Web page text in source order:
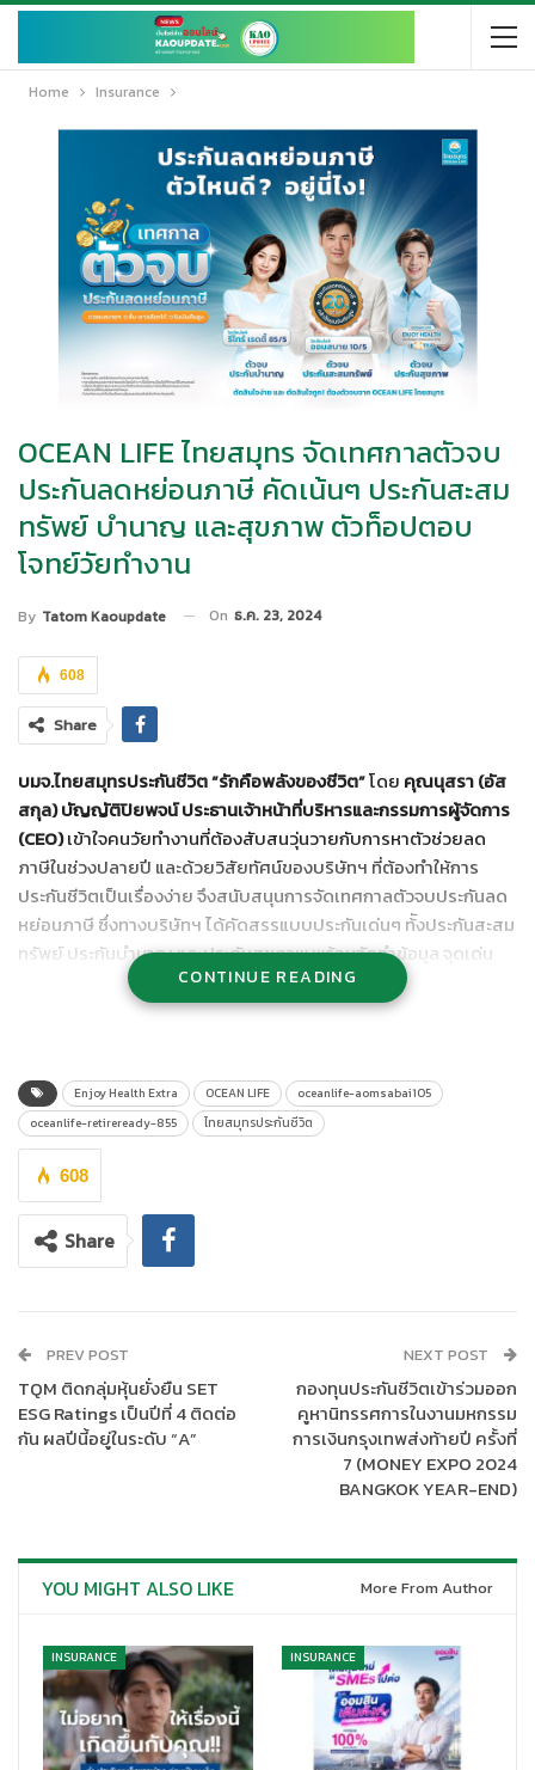
Home Insurance
OCEAN LIFE ไทยสมุทร จัดเทศกาลตัวจบ
ประกันลดหย่อนภาษี คัดเน้นๆ ประกันสะสม
ทรัพย์ บำนาญ และสุขภาพ ตัวท็อปตอบ
โจทย์วัยทำงาน
By Tatom Kaoupdate On ธ.ค. 23, 2024
608
Share
บมจ.ไทยสมุทรประกันชีวิต“รักคือพลังของชีวิต”โดย คุณนุสรา (อัส
สกุล) บัญญัติปิยพจน์ ประธานเจ้าหน้าที่บริหารและกรรมการผู้จัดการ
(CEO)เข้าใจคนวัยทำงานที่ต้องสับสนวุ่นวายกับการหาตัวช่วยลด
ภาษีในช่วงปลายปี และด้วยวิสัยทัศน์ของบริษัทฯ ที่ต้องทำให้การ
ประกันชีวิตเป็นเรื่องง่าย จึงสนับสนุนการจัดเทศกาลตัวจบประกันลด
หย่อนภาษี ซึ่งทางบริษัทฯ ได้คัดสรรแบบประกันเด่นๆ ท้ังประกันสะสม
ทรัพย์ ประกันบำนาญ และประกันสุขภาพ พร้อมจัดทำข้อมูล จุดเด่น
รายละเอียดต่างๆ รวมทั้งเทคนิค เคล็ดลับช่วยให้ช่วงเวลาที่ต้อง
ตัดสินใจเรื่องสำคัญนี้ ผ่านไปได้ด้วยความมั่นใจ ว่าตัดสินใจเลือกถูก
สำหรับมนุษย์เงินเดือนที่สนใจมีเงินคืนสูงทุกปี ตั้งแต่ปีแรก ณ วันครบ
รอบปีกรมธรรม์ที่ 1 – 6 รับเงินคืนปีละ 20% ของจำนวนเงินเอาประกัน
ภัย ณ วันครบรอบปีกรมธรรม์ที่ 7 – 9 รับเงินคืนปีละ 100% ของ
จำนวนเงินเอาประกันภัย และ ณ วันครบกำหนดสัญญารับเงินครบ
กำหนดสัญญา 140% ของจำนวนเงินเอาประกันภัย รวมรับผล
ประโยชน์ตลอดสัญญาสูงถึง 560% ของจำนวนเงินเอาประกันภัย
เพียงชำระเบี้ยประกันภัยสั้นๆ แค่ 5 ปี แต่ให้ความคุ้มครองถึง 10 ปี อีก
สุขภาพในใบคำขอเอาประกันภัย* รับประกันภัยตั้งแต่อายุ 20 – 70 ปี
จำนวนเงินเอาประกันภัยขั้นต่ำ 30,000 บาท สูงสุด 1,000,000 บาท
โดยเบี้ยประกันชีวิตสามารถนำไปหักลดหย่อนภาษีเงินได้บุคคล
ธรรมดาสูงสุด 100,000 บาท สนใจ
“โอเชี่ยนไลฟ์ ออมสบาย 10/5”
https://www.ocean.co.th/our-products/tax-
CONTINUE READING
Enjoy Health Extra OCEAN LIFE
oceanlife-aomsabai105
oceanlife-retireready-855
ไทยสมุทรประกันชีวิต
608
Share
PREV POST
TQM ติดกลุ่มหุ้นยั่งยืน SET
ESG Ratings เป็นปีที่ 4 ติดต่อ
กัน ผลปีนี้อยู่ในระดับ “A”
NEXT POST
กองทุนประกันชีวิตเข้าร่วมออก
คูหานิทรรศการในงานมหกรรม
การเงินกรุงเทพส่งท้ายปี ครั้งที่
7 (MONEY EXPO 2024
BANGKOK YEAR-END)
YOU MIGHT ALSO LIKE More From Author
INSURANCE INSURANCE